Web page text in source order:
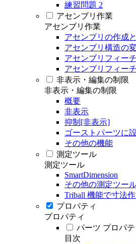
練習問題 2
アセンブリ作業
アセンブリ作業
アセンブリの作成
アセンブリ構造の
アセンブリフィー
アセンブリフィー
非表示・編集の制限
非表示・編集の制限
概要
非表示
抑制[非表示]
ゴーストパーツに
その他の機能
測定ツール
測定ツール
SmartDimension
その他の測定ツー
Triball 機能で寸法
プロパティ
プロパティ
パーツ プロパテ
目次